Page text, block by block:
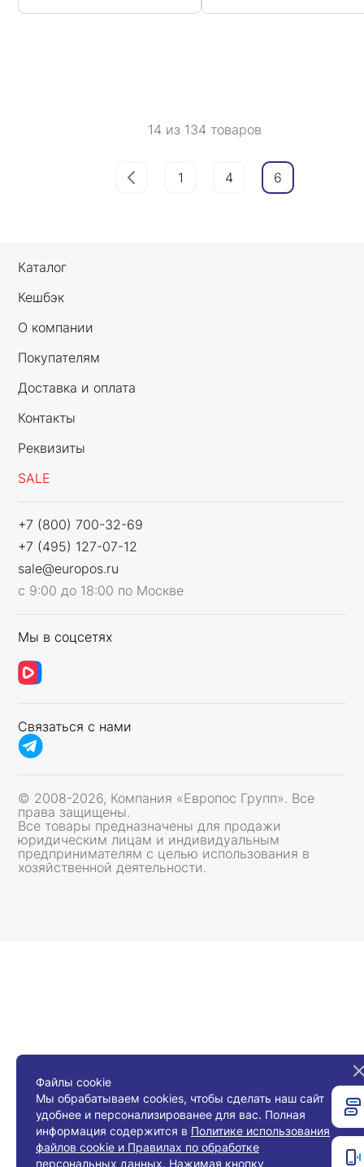
14 из 134 товаров
1 4 6
Каталог
Кешбэк
О компании
Покупателям
Доставка и оплата
Контакты
Реквизиты
SALE
+7 (800) 700-32-69
+7 (495) 127-07-12
sale@europos.ru
с 9:00 до 18:00 по Москве
Мы в соцсетях
Связаться с нами
© 2008-2026, Компания «Европос Групп». Все
права защищены.
Все товары предназначены для продажи
юридическим лицам и индивидуальным
предпринимателям с целью использования в
хозяйственной деятельности.
Файлы cookie
Мы обрабатываем cookies, чтобы сделать наш сайт
удобнее и персонализированее для вас. Полная
информация содержится в Политике использования
файлов cookie и Правилах по обработке
персональных данных. Нажимая кнопку